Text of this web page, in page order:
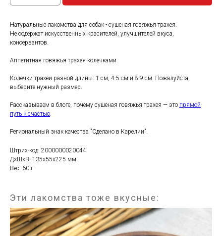
Натуральные лакомства для собак - сушеная говяжья трахея.
Не содержат искусственных красителей, улучшителей вкуса,
консервантов.
Аппетитная говяжья трахея колечками.
Колечки трахеи разной длины: 1 см, 4-5 см и 8-9 см. Пожалуйста,
выберите нужный размер.
Рассказываем в блоге, почему сушеная говяжья трахея — это прямой
путь к счастью.
Региональный знак качества "Сделано в Карелии".
Штрих-код: 2000000020044
ДxШxВ: 135x55x225 мм
Вес: 60 г
Эти лакомства тоже вкусные: